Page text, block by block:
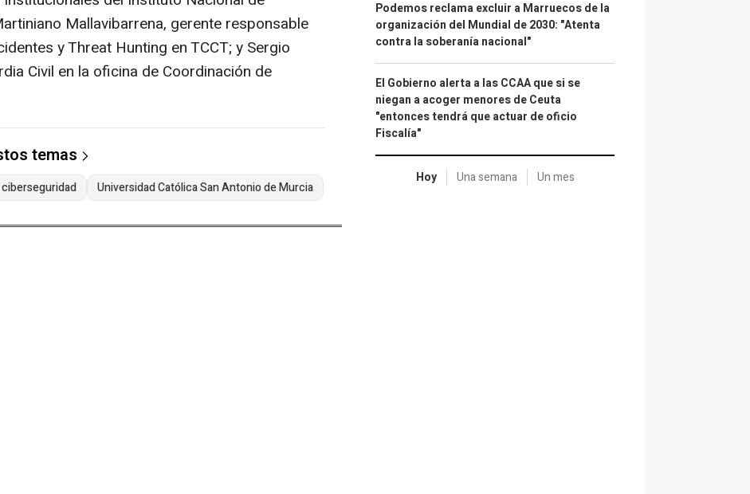
Mallavibarrena, gerente responsable
y Threat Hunting en TCCT; y Sergio
Civil en la oficina de Coordinación de
temas
ciberseguridad Universidad Católica San Antonio de Murcia
Podemos reclama excluir a Marruecos de la
organización del Mundial de 2030: "Atenta
contra la soberanía nacional"
El Gobierno alerta a las CCAA que si se
niegan a acoger menores de Ceuta
"entonces tendrá que actuar de oficio
Fiscalía"
Hoy Una semana Un mes